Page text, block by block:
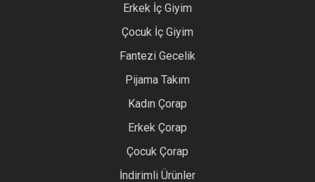
Erkek İç Giyim
Çocuk İç Giyim
Fantezi Gecelik
Pijama Takım
Kadın Çorap
Erkek Çorap
Çocuk Çorap
İndirimli Ürünler